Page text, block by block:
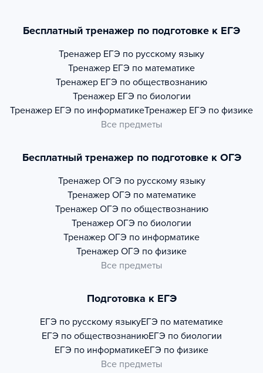
Бесплатный тренажер по подготовке к ЕГЭ
Тренажер ЕГЭ по русскому языку
Тренажер ЕГЭ по математике
Тренажер ЕГЭ по обществознанию
Тренажер ЕГЭ по биологии
Тренажер ЕГЭ по информатикеТренажер ЕГЭ по физике
Все предметы
Бесплатный тренажер по подготовке к ОГЭ
Тренажер ОГЭ по русскому языку
Тренажер ОГЭ по математике
Тренажер ОГЭ по обществознанию
Тренажер ОГЭ по биологии
Тренажер ОГЭ по информатике
Тренажер ОГЭ по физике
Все предметы
Подготовка к ЕГЭ
ЕГЭ по русскому языкуЕГЭ по математике
ЕГЭ по обществознаниюЕГЭ по биологии
ЕГЭ по информатикеЕГЭ по физике
Все предметы